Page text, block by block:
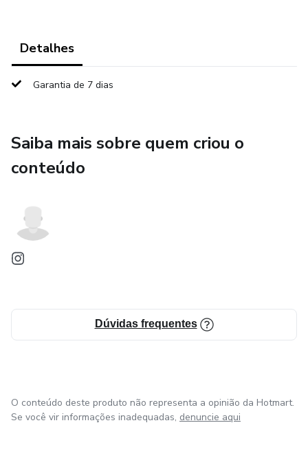
Detalhes
Garantia de 7 dias
Saiba mais sobre quem criou o
conteúdo
Dúvidas frequentes
O conteúdo deste produto não representa a opinião da Hotmart.
Se você vir informações inadequadas, denuncie aqui